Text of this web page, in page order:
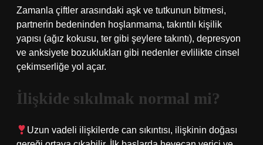
Zamanla çiftler arasındaki aşk ve tutkunun bitmesi,
partnerin bedeninden hoşlanmama, takıntılı kişilik
yapısı (ağız kokusu, ter gibi şeylere takıntı), depresyon
ve anksiyete bozuklukları gibi nedenler evlilikte cinsel
çekimserliğe yol açar.
İlişkide sıkılmak normal mi?
Uzun vadeli ilişkilerde can sıkıntısı, ilişkinin doğası